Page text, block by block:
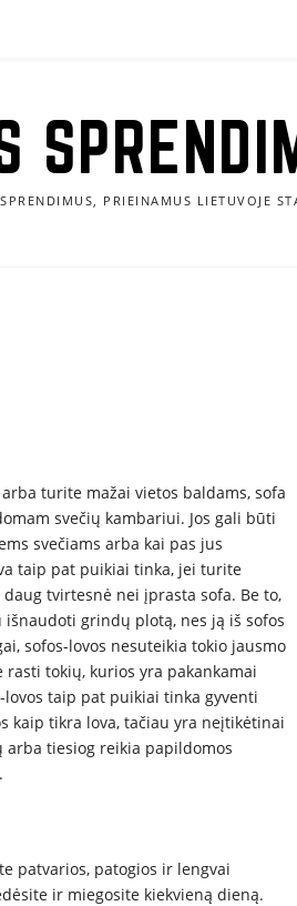
PRIEINAMUS LIETUVOJE
turite mažai vietos baldams, sofa
svečių kambariui. Jos gali būti
svečiams arba kai pas jus
taip pat puikiai tinka, jei turite
tvirtesnė nei įprasta sofa. Be to,
grindų plotą, nes ją iš sofos
sofos-lovos nesuteikia tokio jausmo
tokių, kurios yra pakankamai
taip pat puikiai tinka gyventi
kaip tikra lova, tačiau yra neįtikėtinai
arba tiesiog reikia papildomos
patvarios, patogios ir lengvai
ir miegosite kiekvieną dieną.